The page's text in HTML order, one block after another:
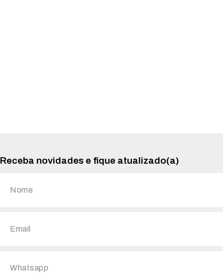
Receba novidades e fique atualizado(a)